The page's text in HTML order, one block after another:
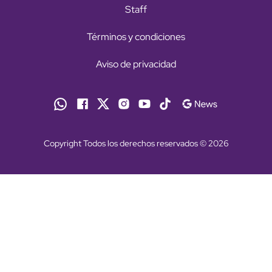
Staff
Términos y condiciones
Aviso de privacidad
Copyright Todos los derechos reservados © 2026